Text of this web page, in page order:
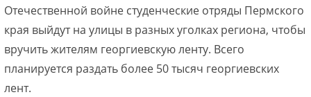
Отечественной войне студенческие отряды Пермского
края выйдут на улицы в разных уголках региона, чтобы
вручить жителям георгиевскую ленту. Всего
планируется раздать более 50 тысяч георгиевских
лент.